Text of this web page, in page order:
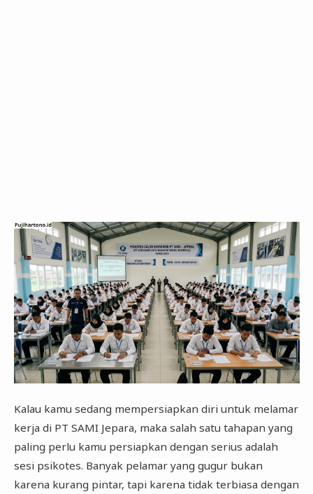
Kalau kamu sedang mempersiapkan diri untuk melamar
kerja di PT SAMI Jepara, maka salah satu tahapan yang
paling perlu kamu persiapkan dengan serius adalah
sesi psikotes. Banyak pelamar yang gugur bukan
karena kurang pintar, tapi karena tidak terbiasa dengan